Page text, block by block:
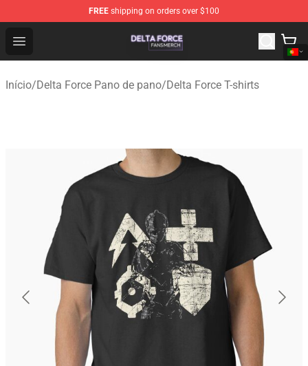
FREE shipping on orders over $100
Open menu
Delta Force Shop - Official Delta Force Merchandise
Início/Delta Force Pano de pano/Delta Force T-shirts